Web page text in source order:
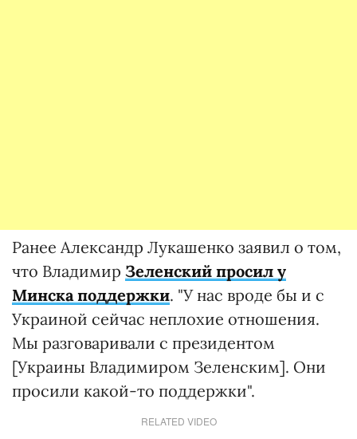
Ранее Александр Лукашенко заявил о том,
что Владимир Зеленский просил у
Минска поддержки. "У нас вроде бы и с
Украиной сейчас неплохие отношения.
Мы разговаривали с президентом
[Украины Владимиром Зеленским]. Они
просили какой-то поддержки".
RELATED VIDEO